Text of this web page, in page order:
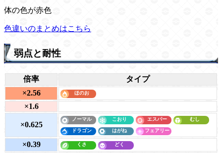
体の色が赤色
色違いのまとめはこちら
弱点と耐性
倍率
タイプ
×2.56
×1.6
×0.625
×0.39